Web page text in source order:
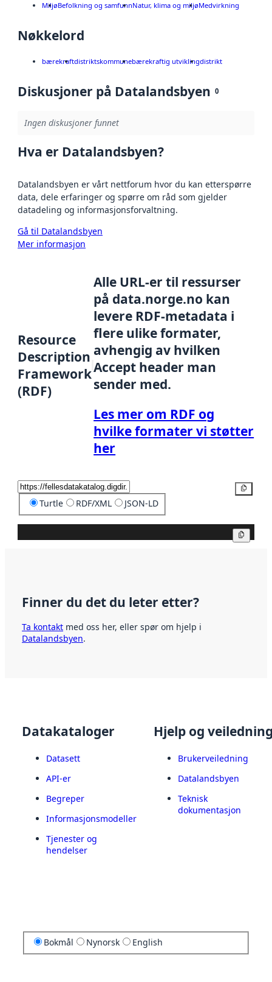
MiljøBefolkning og samfunnNatur, klima og miljøMedvirkning
Nøkkelord
bærekraftdistriktskommunebærekraftig utviklingdistrikt
Diskusjoner på Datalandsbyen 0
Ingen diskusjoner funnet
Hva er Datalandsbyen?
Datalandsbyen er vårt nettforum hvor du kan etterspørre
data, dele erfaringer og spørre om råd som gjelder
datadeling og informasjonsforvaltning.
Gå til Datalandsbyen
Mer informasjon
Resource
Description
Framework
(RDF)
Alle URL-er til ressurser
på data.norge.no kan
levere RDF-metadata i
flere ulike formater,
avhengig av hvilken
Accept header man
sender med.
Les mer om RDF og
hvilke formater vi støtter
her
Turtle RDF/XML JSON-LD
Finner du det du leter etter?
Ta kontakt med oss her, eller spør om hjelp i
Datalandsbyen.
Datakataloger
Datasett
API-er
Begreper
Informasjonsmodeller
Tjenester og
hendelser
Hjelp og
Brukerveiledning
Datalandsbyen
Teknisk
dokumentasjon
Bokmål Nynorsk English